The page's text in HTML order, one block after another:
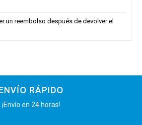
un reembolso después de devolver el
RÁPIDO
¡Envío en 24 horas!